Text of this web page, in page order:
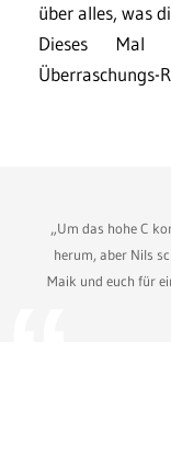
über alles, was
Dieses Mal
Überraschungs-
„Um das hohe C
herum, aber Nils
Maik und euch für